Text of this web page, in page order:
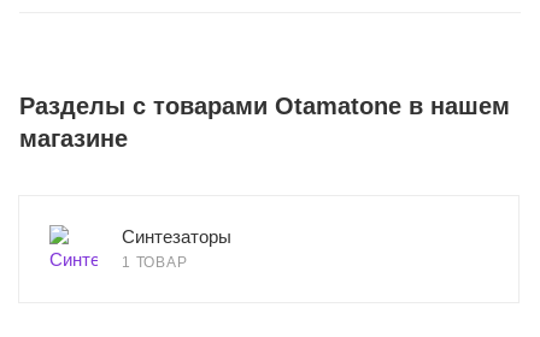
Разделы с товарами Otamatone в нашем
магазине
Синтезаторы
1 ТОВАР